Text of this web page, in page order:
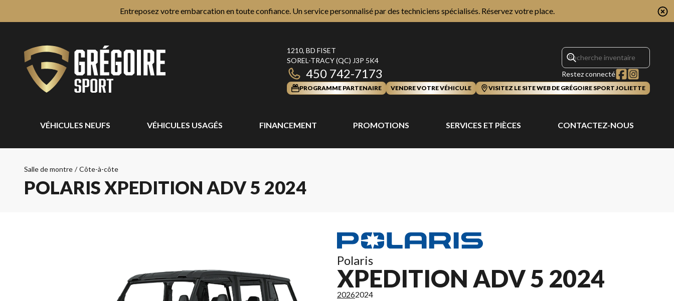
Entreposez votre embarcation en toute confiance. Un service personnalisé par des techniciens spécialisés. Réservez votre place.
1210, BD FISET
SOREL-TRACY(QC) J3P 5K4
450 742-7173 Restez connecté
PROGRAMME PARTENAIRE VENDRE VOTRE VÉHICULE VISITEZ LE SITE WEB DE GRÉGOIRE SPORT JOLIETTE
VÉHICULES NEUFS VÉHICULES USAGÉS FINANCEMENT PROMOTIONS SERVICES ET PIÈCES CONTACTEZ-NOUS
Salle de montre / Côte-à-côte
POLARIS XPEDITION ADV 5 2024
Polaris
XPEDITION ADV 5 2024
20262024